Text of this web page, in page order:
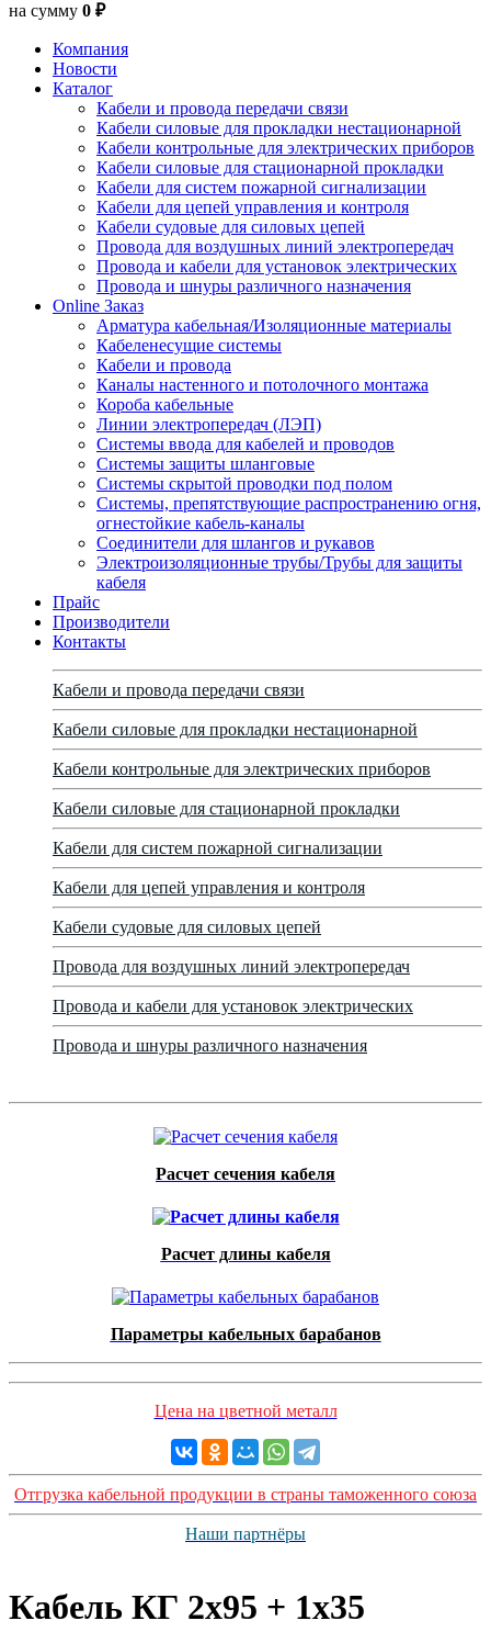
на сумму 0 ₽
Компания
Новости
Каталог
Кабели и провода передачи связи
Кабели силовые для прокладки нестационарной
Кабели контрольные для электрических приборов
Кабели силовые для стационарной прокладки
Кабели для систем пожарной сигнализации
Кабели для цепей управления и контроля
Кабели судовые для силовых цепей
Провода для воздушных линий электропередач
Провода и кабели для установок электрических
Провода и шнуры различного назначения
Online Заказ
Арматура кабельная/Изоляционные материалы
Кабеленесущие системы
Кабели и провода
Каналы настенного и потолочного монтажа
Короба кабельные
Линии электропередач (ЛЭП)
Системы ввода для кабелей и проводов
Системы защиты шланговые
Системы скрытой проводки под полом
Системы, препятствующие распространению огня,
огнестойкие кабель-каналы
Соединители для шлангов и рукавов
Электроизоляционные трубы/Трубы для защиты
кабеля
Прайс
Производители
Контакты
Кабели и провода передачи связи
Кабели силовые для прокладки нестационарной
Кабели контрольные для электрических приборов
Кабели силовые для стационарной прокладки
Кабели для систем пожарной сигнализации
Кабели для цепей управления и контроля
Кабели судовые для силовых цепей
Провода для воздушных линий электропередач
Провода и кабели для установок электрических
Провода и шнуры различного назначения
Расчет сечения кабеля
Расчет длины кабеля
Параметры кабельных барабанов
Цена на цветной металл
Отгрузка кабельной продукции в страны таможенного союза
Наши партнёры
Кабель КГ 2x95 + 1x35